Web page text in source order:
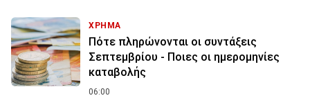
ΧΡΗΜΑ
Πότε πληρώνονται οι συντάξεις
Σεπτεμβρίου - Ποιες οι ημερομηνίες
καταβολής
06:00